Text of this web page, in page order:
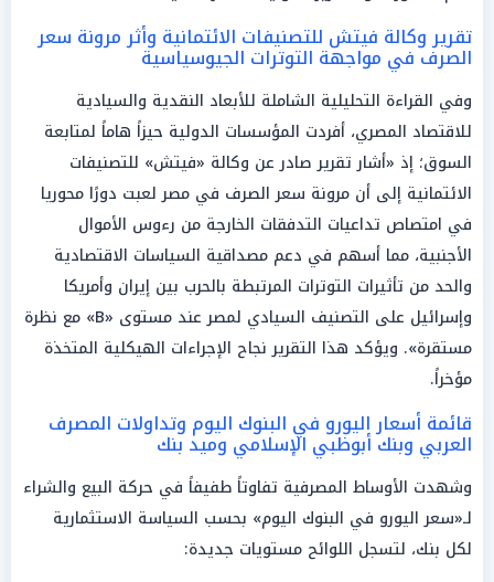
تقرير وكالة فيتش للتصنيفات الائتمانية وأثر مرونة سعر
الصرف في مواجهة التوترات الجيوسياسية
وفي القراءة التحليلية الشاملة للأبعاد النقدية والسيادية
للاقتصاد المصري، أفردت المؤسسات الدولية حيزاً هاماً لمتابعة
السوق؛ إذ «أشار تقرير صادر عن وكالة «فيتش» للتصنيفات
الائتمانية إلى أن مرونة سعر الصرف في مصر لعبت دورًا محوريا
في امتصاص تداعيات التدفقات الخارجة من رءوس الأموال
الأجنبية، مما أسهم في دعم مصداقية السياسات الاقتصادية
والحد من تأثيرات التوترات المرتبطة بالحرب بين إيران وأمريكا
وإسرائيل على التصنيف السيادي لمصر عند مستوى «B» مع نظرة
مستقرة». ويؤكد هذا التقرير نجاح الإجراءات الهيكلية المتخذة
مؤخراً.
قائمة أسعار اليورو في البنوك اليوم وتداولات المصرف
العربي وبنك أبوظبي الإسلامي وميد بنك
وشهدت الأوساط المصرفية تفاوتاً طفيفاً في حركة البيع والشراء
لـ«سعر اليورو في البنوك اليوم» بحسب السياسة الاستثمارية
لكل بنك، لتسجل اللوائح مستويات جديدة: